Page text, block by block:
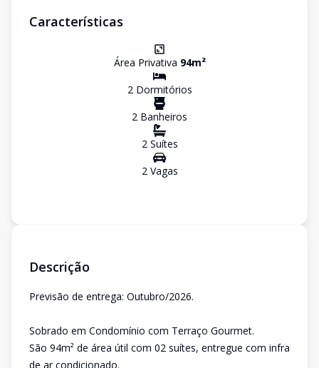
Características
Área Privativa 94m²
2Dormitórios
2 Banheiros
2Suítes
2Vagas
Descrição
Previsão de entrega: Outubro/2026.
Sobrado em Condomínio com Terraço Gourmet.
São 94m² de área útil com 02 suítes, entregue com infra
de ar condicionado.